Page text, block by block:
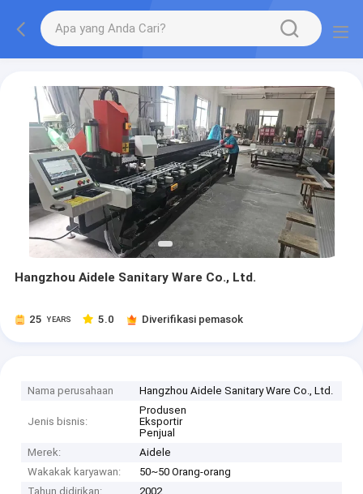
Hangzhou Aidele Sanitary Ware Co., Ltd.
25 YEARS 5.0 Diverifikasi pemasok
Nama perusahaan Hangzhou Aidele Sanitary Ware Co., Ltd.
Jenis bisnis:
Produsen
Eksportir
Penjual
Merek:
Aidele
Wakakak karyawan:
50~50 Orang-orang
Tahun didirikan:
2002